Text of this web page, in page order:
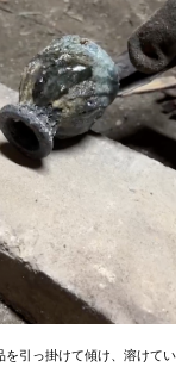
を引っ掛けて傾け、溶けてい